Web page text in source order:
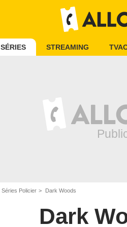
SÉRIES STREAMING
Séries Policier Dark Woods
Dark